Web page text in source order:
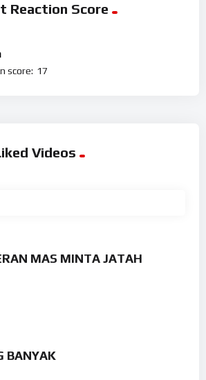
Reaction Score
score: 17
Videos
MAS MINTA JATAH
BANYAK